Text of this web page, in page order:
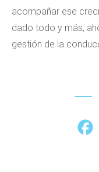
acompañar ese
dado todo y más,
gestión de la